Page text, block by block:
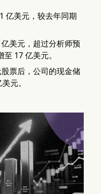
亿美元，较去年同期
美元，超过分析师预
17 亿美元。
票后，公司的现金储
元。